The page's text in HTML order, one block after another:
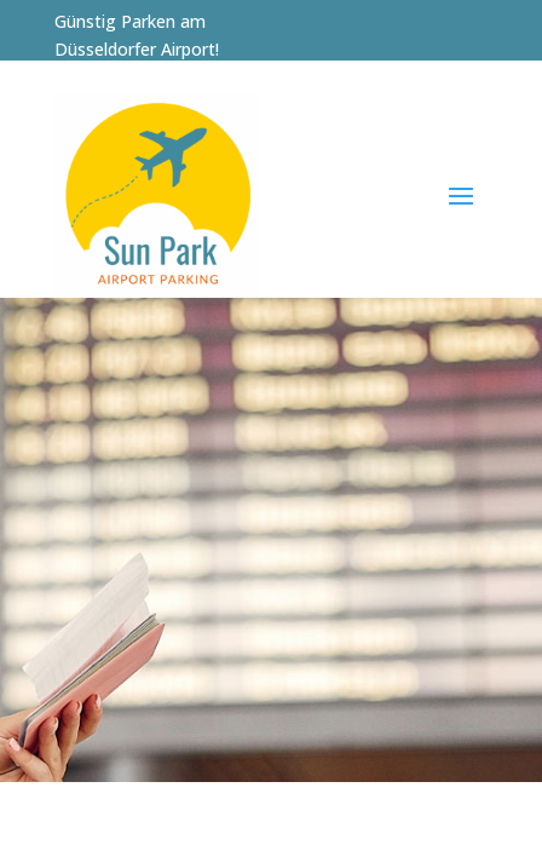
Günstig Parken am
Düsseldorfer Airport!